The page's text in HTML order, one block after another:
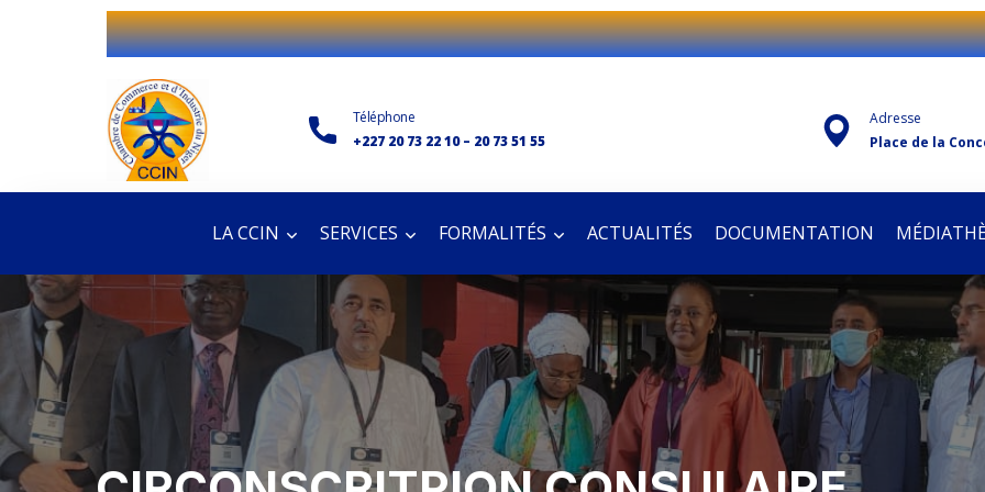
Téléphone
+227 20 73 22 10 – 20 73 51 55
Adresse
Place de la
LA CCIN SERVICES FORMALITÉS ACTUALITÉS DOCUMENTATION